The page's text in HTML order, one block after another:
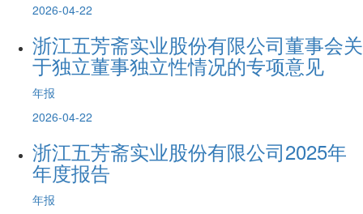
2026-04-22
浙江五芳斋实业股份有限公司董事会关
于独立董事独立性情况的专项意见
年报
2026-04-22
浙江五芳斋实业股份有限公司2025年
年度报告
年报